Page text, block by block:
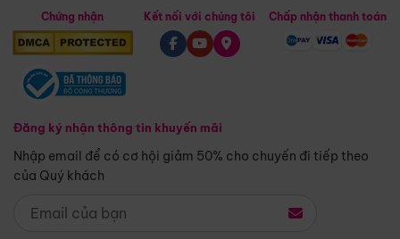
Chứng nhận
Đăng ký nhận thông tin khuyến mãi
Nhập email để có cơ hội giảm 50% cho chuyến đi tiếp theo
của Quý khách
Kết nối với chúng tôi Chấp nhận thanh toán